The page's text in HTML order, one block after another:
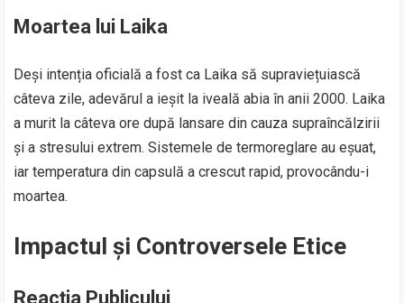
Moartea lui Laika
Deși intenția oficială a fost ca Laika să supraviețuiască
câteva zile, adevărul a ieșit la iveală abia în anii 2000. Laika
a murit la câteva ore după lansare din cauza supraîncălzirii
și a stresului extrem. Sistemele de termoreglare au eșuat,
iar temperatura din capsulă a crescut rapid, provocându-i
moartea.
Impactul și Controversele Etice
Reacția Publicului